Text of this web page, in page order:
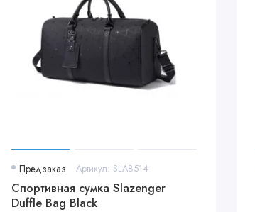
Предзаказ Артикул: SLA8514
Спортивная сумка Slazenger
Duffle Bag Black